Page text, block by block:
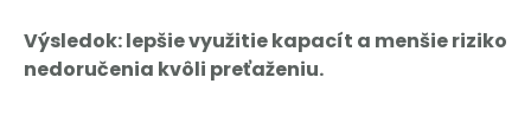
Výsledok: lepšie využitie kapacít a menšie riziko
nedoručenia kvôli preťaženiu.